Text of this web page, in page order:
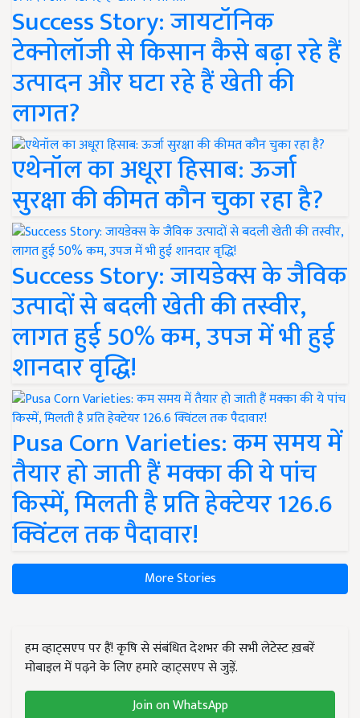
Success Story: जायटॉनिक
टेक्नोलॉजी से किसान कैसे बढ़ा रहे हैं
उत्पादन और घटा रहे हैं खेती की
लागत?
एथेनॉल का अधूरा हिसाब: ऊर्जा
सुरक्षा की कीमत कौन चुका रहा है?
Success Story: जायडेक्स के जैविक
उत्पादों से बदली खेती की तस्वीर,
लागत हुई 50% कम, उपज में भी हुई
शानदार वृद्धि!
Pusa Corn Varieties: कम समय में
तैयार हो जाती हैं मक्का की ये पांच
किस्में, मिलती है प्रति हेक्टेयर 126.6
क्विंटल तक पैदावार!
More Stories
हम व्हाट्सएप पर हैं! कृषि से संबंधित देशभर की सभी लेटेस्ट ख़बरें
मोबाइल में पढ़ने के लिए हमारे व्हाट्सएप से जुड़ें.
Join on WhatsApp